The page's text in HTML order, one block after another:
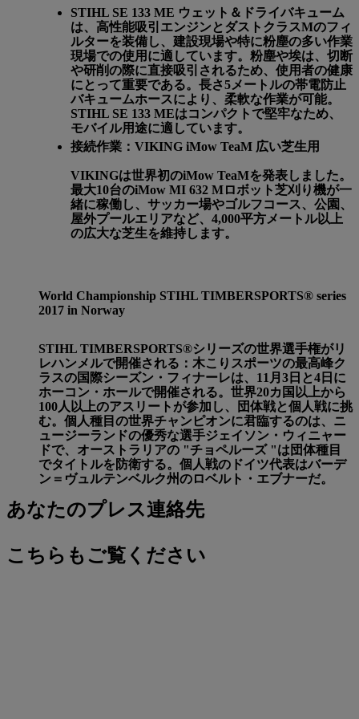
STIHL SE 133 ME ウェット＆ドライバキューム
は、高性能吸引エンジンとダストクラスMのフィ
ルターを装備し、建設現場や特に粉塵の多い作業
現場での使用に適しています。粉塵や埃は、切断
や研削の際に直接吸引されるため、使用者の健康
にとって重要である。長さ5メートルの帯電防止
バキュームホースにより、柔軟な作業が可能。
STIHL SE 133 MEはコンパクトで堅牢なため、
モバイル用途に適しています。
接続作業：VIKING iMow TeaM 広い芝生用
VIKINGは世界初のiMow TeaMを発表しました。
最大10台のiMow MI 632 Mロボット芝刈り機が一
緒に稼働し、サッカー場やゴルフコース、公園、
屋外プールエリアなど、4,000平方メートル以上
の広大な芝生を維持します。
World Championship STIHL TIMBERSPORTS® series
2017 in Norway
STIHL TIMBERSPORTS®シリーズの世界選手権がリ
レハンメルで開催される：木こりスポーツの最高峰ク
ラスの国際シーズン・フィナーレは、11月3日と4日に
ホーコン・ホールで開催される。世界20カ国以上から
100人以上のアスリートが参加し、団体戦と個人戦に挑
む。個人種目の世界チャンピオンに君臨するのは、ニ
ュージーランドの優秀な選手ジェイソン・ウィニャー
ドで、オーストラリアの "チョペルーズ "は団体種目
でタイトルを防衛する。個人戦のドイツ代表はバーデ
ン＝ヴュルテンベルク州のロベルト・エブナーだ。
あなたのプレス連絡先
こちらもご覧ください